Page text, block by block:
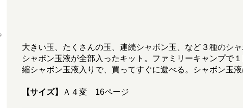
大きい玉、たくさんの玉、連続シャボン玉、など３種のシ
シャボン玉液が全部入ったキット。ファミリーキャンプで
縮シャボン玉液入りで、買ってすぐに遊べる。シャボン玉液
【サイズ】 Ａ４変 16ページ